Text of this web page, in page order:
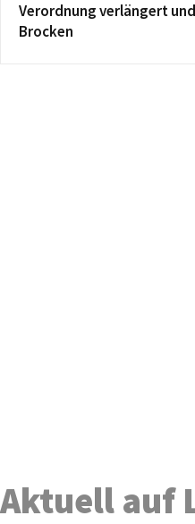
Verordnung verlängert
Brocken
Aktuell auf